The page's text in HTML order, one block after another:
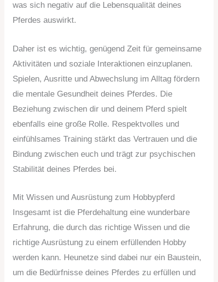
was sich negativ auf die Lebensqualität deines
Pferdes auswirkt.
Daher ist es wichtig, genügend Zeit für gemeinsame
Aktivitäten und soziale Interaktionen einzuplanen.
Spielen, Ausritte und Abwechslung im Alltag fördern
die mentale Gesundheit deines Pferdes. Die
Beziehung zwischen dir und deinem Pferd spielt
ebenfalls eine große Rolle. Respektvolles und
einfühlsames Training stärkt das Vertrauen und die
Bindung zwischen euch und trägt zur psychischen
Stabilität deines Pferdes bei.
Mit Wissen und Ausrüstung zum Hobbypferd
Insgesamt ist die Pferdehaltung eine wunderbare
Erfahrung, die durch das richtige Wissen und die
richtige Ausrüstung zu einem erfüllenden Hobby
werden kann. Heunetze sind dabei nur ein Baustein,
um die Bedürfnisse deines Pferdes zu erfüllen und